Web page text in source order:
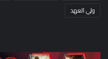
ولي العهد